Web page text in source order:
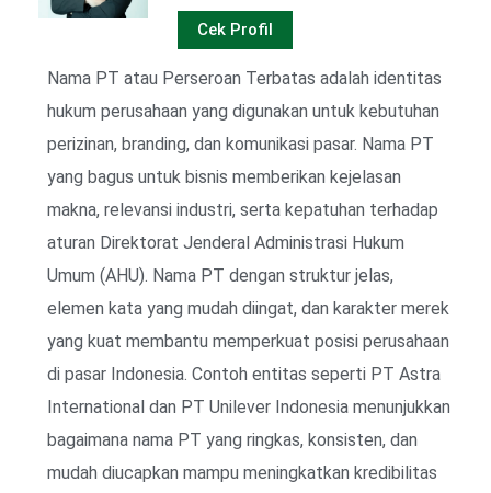
Cek Profil
Nama PT atau Perseroan Terbatas adalah identitas
hukum perusahaan yang digunakan untuk kebutuhan
perizinan, branding, dan komunikasi pasar. Nama PT
yang bagus untuk bisnis memberikan kejelasan
makna, relevansi industri, serta kepatuhan terhadap
aturan Direktorat Jenderal Administrasi Hukum
Umum (AHU). Nama PT dengan struktur jelas,
elemen kata yang mudah diingat, dan karakter merek
yang kuat membantu memperkuat posisi perusahaan
di pasar Indonesia. Contoh entitas seperti PT Astra
International dan PT Unilever Indonesia menunjukkan
bagaimana nama PT yang ringkas, konsisten, dan
mudah diucapkan mampu meningkatkan kredibilitas